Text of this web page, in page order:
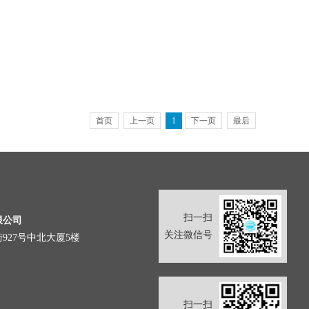
首页 上一页 1 下一页 最后
司
号中北大厦5楼
扫一扫
关注微信号
扫一扫